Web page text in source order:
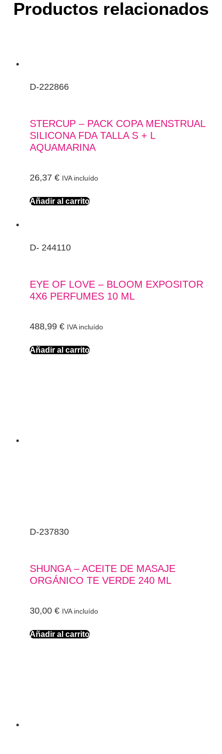
Productos relacionados
D-222866
STERCUP – PACK COPA MENSTRUAL
SILICONA FDA TALLA S + L
AQUAMARINA
26,37 € IVA incluído
Añadir al carrito
D- 244110
EYE OF LOVE – BLOOM EXPOSITOR
4X6 PERFUMES 10 ML
488,99 € IVA incluído
Añadir al carrito
D-237830
SHUNGA – ACEITE DE MASAJE
ORGÁNICO TE VERDE 240 ML
30,00 € IVA incluído
Añadir al carrito